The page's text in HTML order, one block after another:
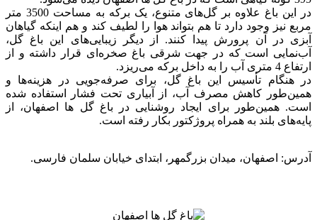
در این باغ علاوه بر گل‌های متنوع، یک برکه به مساحت 3500 متر
مربع نیز وجود دارد تا هم بتواند هوا را لطیف کند و هم اینکه گیاهان
آبزی در آن پرورش پیدا کنند. از دیگر زیبایی‌های این باغ گل،
آب‌نمایی است که در جهت شرقی باغ صخره‌ای قرار داشته و از
ارتفاع 4 متری آب را به داخل برکه می‌ریزد.
در هنگام تأسیس این باغ گل، برای صرفه‌جویی در هزینه‌ها و
همین‌طور کاهش مصرف آب، از آبیاری تحت فشار استفاده شده
است. همین‌طور برای ایجاد روشنایی در باغ گل ها اصفهان، از
پایه‌های بلند به همراه پروژکتور بکار رفته است.
آدرس: اصفهان، میدان بزرگمهر، ابتدای خیابان سلمان فارسی.